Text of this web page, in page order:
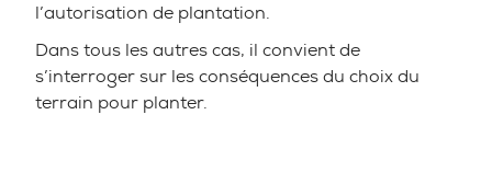
l’autorisation de plantation.
Dans tous les autres cas, il convient de
s’interroger sur les conséquences du choix du
terrain pour planter.